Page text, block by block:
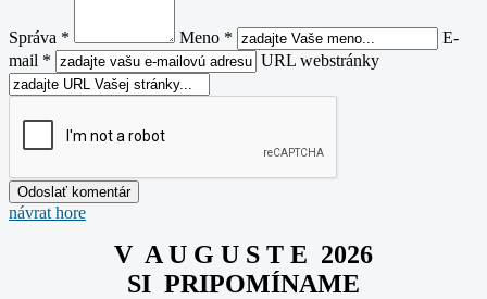
Správa * Meno *
E-
mail *
URL webstránky
návrat hore
V A U G U S T E 2026
SI PRIPOMÍNAME